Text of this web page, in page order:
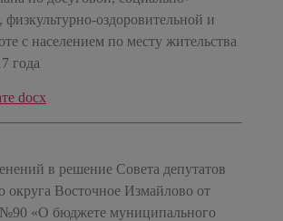
физкультурно-оздоровительной и
с населением по месту жительства
года
docx
в решение Совета депутатов
округа Восточное Измайлово от
№90 «О бюджете муниципального